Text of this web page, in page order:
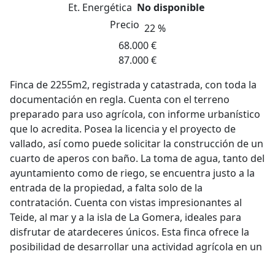
Et. Energética No disponible
Precio 22 %
68.000 €
87.000 €
Finca de 2255m2, registrada y catastrada, con toda la
documentación en regla. Cuenta con el terreno
preparado para uso agrícola, con informe urbanístico
que lo acredita. Posea la licencia y el proyecto de
vallado, así como puede solicitar la construcción de un
cuarto de aperos con baño. La toma de agua, tanto del
ayuntamiento como de riego, se encuentra justo a la
entrada de la propiedad, a falta solo de la
contratación. Cuenta con vistas impresionantes al
Teide, al mar y a la isla de La Gomera, ideales para
disfrutar de atardeceres únicos. Esta finca ofrece la
posibilidad de desarrollar una actividad agrícola en un